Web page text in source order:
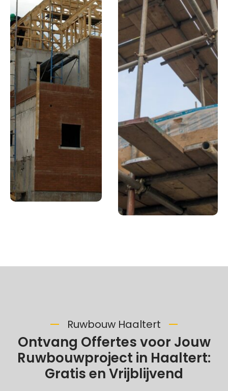
Ruwbouw Haaltert
Ontvang Offertes voor Jouw
Ruwbouwproject in Haaltert:
Gratis en Vrijblijvend